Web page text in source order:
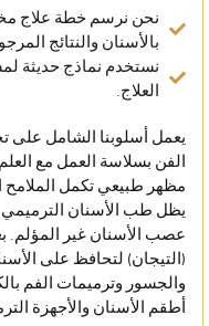
نحن نرسم خطة علاج
بالأسنان والنتائج
نستخدم نماذج حديثة
العلاج.
يعمل أسلوبنا الشامل على
الفن بسلاسة العمل مع
مظهر طبيعي تكمل
يظل طب الأسنان
عصب الأسنان غير المؤلم.
(التيجان) لتحافظ على
والجسور وترميمات الفم
أطقم الأسنان والأجهزة